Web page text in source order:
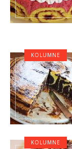
KOLUMNE
KOLUMNE